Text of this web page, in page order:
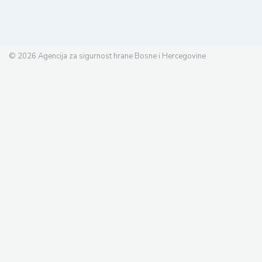
© 2026 Agencija za sigurnost hrane Bosne i Hercegovine